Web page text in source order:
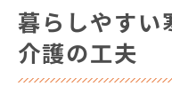
暮らしやすい
介護の工夫